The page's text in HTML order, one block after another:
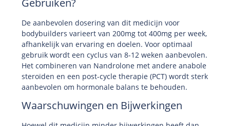
Gebruiken?
De aanbevolen dosering van dit medicijn voor
bodybuilders varieert van 200mg tot 400mg per week,
afhankelijk van ervaring en doelen. Voor optimaal
gebruik wordt een cyclus van 8-12 weken aanbevolen.
Het combineren van Nandrolone met andere anabole
steroïden en een post-cycle therapie (PCT) wordt sterk
aanbevolen om hormonale balans te behouden.
Waarschuwingen en Bijwerkingen